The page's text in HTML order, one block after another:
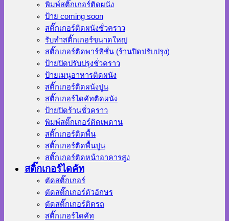
พิมพ์สติ๊กเกอร์ติดผนัง
ป้าย coming soon
สติ๊กเกอร์ติดผนังชั่วคราว
รับทำสติ๊กเกอร์ขนาดใหญ่
สติ๊กเกอร์ติดพาร์ทิชั่น (ร้านปิดปรับปรุง)
ป้ายปิดปรับปรุงชั่วคราว
ป้ายเมนูอาหารติดผนัง
สติ๊กเกอร์ติดผนังปูน
สติ๊กเกอร์ไดคัทติดผนัง
ป้ายปิดร้านชั่วคราว
พิมพ์สติ๊กเกอร์ติดเพดาน
สติ๊กเกอร์ติดพื้น
สติ๊กเกอร์ติดพื้นปูน
สติ๊กเกอร์ติดหน้าอาคารสูง
สติ๊กเกอร์ไดคัท
ตัดสติ๊กเกอร์
ตัดสติ๊กเกอร์ตัวอักษร
ตัดสติ๊กเกอร์ติดรถ
สติ๊กเกอร์ไดคัท